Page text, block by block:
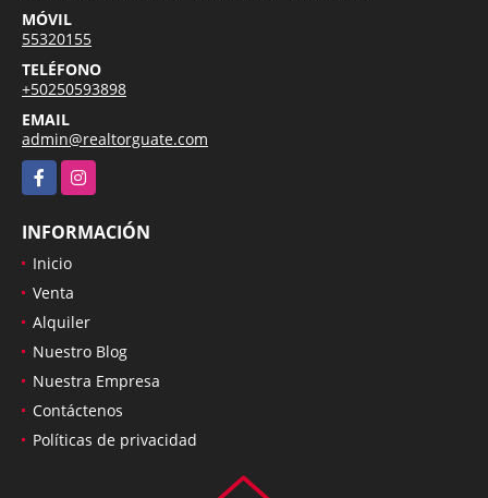
MÓVIL
55320155
TELÉFONO
+50250593898
EMAIL
admin@realtorguate.com
FacebookInstagram
INFORMACIÓN
Inicio
Venta
Alquiler
Nuestro Blog
Nuestra Empresa
Contáctenos
Políticas de privacidad